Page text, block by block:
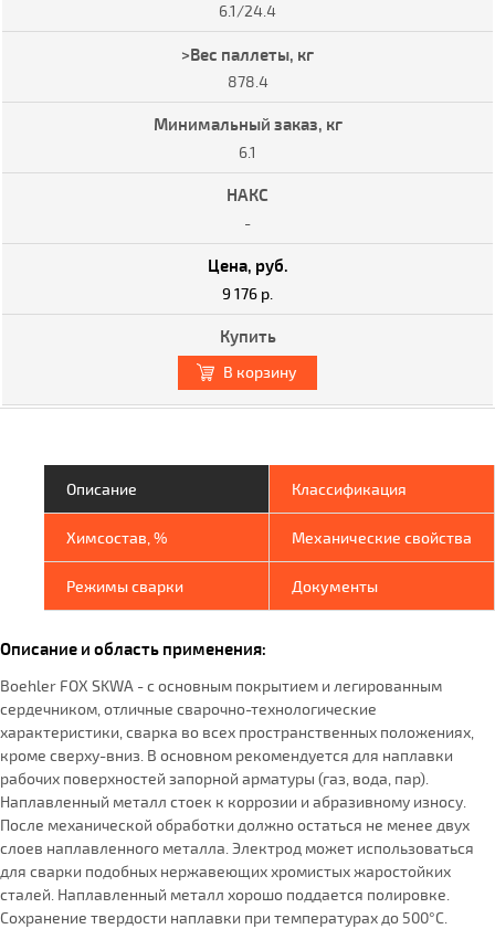
6.1/24.4
878.4
6.1
-
9 176 р.
В корзину
Описание Классификация
Химсостав, % Механические свойства
Режимы сварки Документы
Описание и область применения:
Boehler FOX SKWA - с основным покрытием и легированным
сердечником, отличные сварочно-технологические
характеристики, сварка во всех пространственных положениях,
кроме сверху-вниз. В основном рекомендуется для наплавки
рабочих поверхностей запорной арматуры (газ, вода, пар).
Наплавленный металл стоек к коррозии и абразивному износу.
После механической обработки должно остаться не менее двух
слоев наплавленного металла. Электрод может использоваться
для сварки подобных нержавеющих хромистых жаростойких
сталей. Наплавленный металл хорошо поддается полировке.
Сохранение твердости наплавки при температурах до 500°С.